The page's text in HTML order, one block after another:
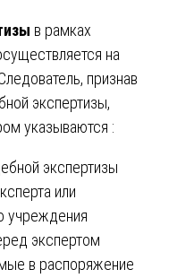
в рамках
на
признав
экспертизы,
указываются :
экспертизы
или
учреждения
экспертом
в распоряжение